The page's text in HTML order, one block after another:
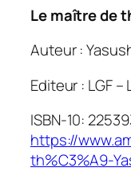
Le maître de
Auteur :
Editeur : LGF
ISBN-10:
https://
th%C3%A9-